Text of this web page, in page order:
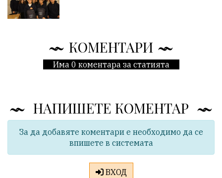
КОМЕНТАРИ
Има 0 коментара за статията
НАПИШЕТЕ КОМЕНТАР
За да добавяте коментари е необходимо да се
впишете в системата
ВХОД